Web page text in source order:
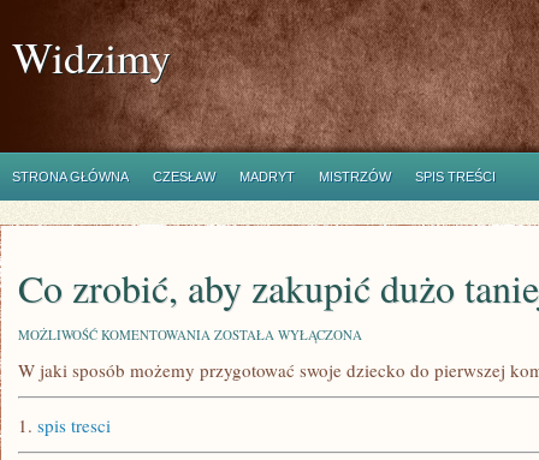
Widzimy
STRONA GŁÓWNA CZESŁAW MADRYT MISTRZÓW SPIS TREŚCI
Co zrobić, aby zakupić dużo
MOŻLIWOŚĆ KOMENTOWANIA CO
ABY
ZAKUPIĆ
ZOSTAŁA WYŁĄCZONA
W jaki sposób możemy przygotować swoje dziecko do pierwszej
1. spis tresci